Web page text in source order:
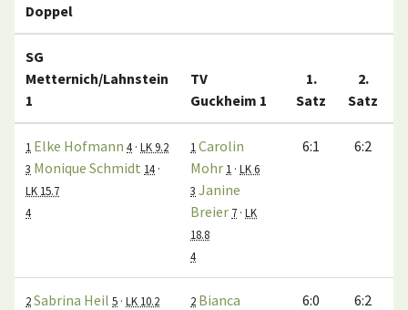
Doppel
SG
Metternich/Lahnstein
1
TV
Guckheim 1
1.
Satz
2.
Satz
1 Elke Hofmann 4 · LK 9.2
3 Monique Schmidt 14 ·
LK 15.7
4
1 Carolin
Mohr 1 · LK 6
3 Janine
Breier 7 · LK
18.8
4
6:1 6:2
2Sabrina Heil 5 · LK 10.2
2 Bianca
6:0 6:2